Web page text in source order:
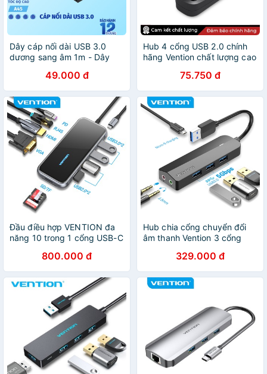
Dây cáp nối dài USB 3.0
dương sang âm 1m - Dây
3.0 hỗ trợ sạc49.000 đ
Hub 4 cổng USB 2.0 chính
hãng Vention chất lượng cao
75.750 đ
Đầu điều hợp VENTION đa
năng 10 trong 1 cổng USB-C
800.000 đ
Hub chia cổng chuyển đổi
âm thanh Vention 3 cổng
chuyên dụng cho PC Laptop
329.000 đ